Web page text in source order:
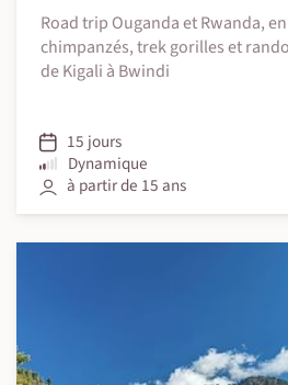
Road trip Ouganda et Rwanda,
chimpanzés, trek gorilles et
de Kigali à Bwindi
15 jours
Dynamique
à partir de 15 ans